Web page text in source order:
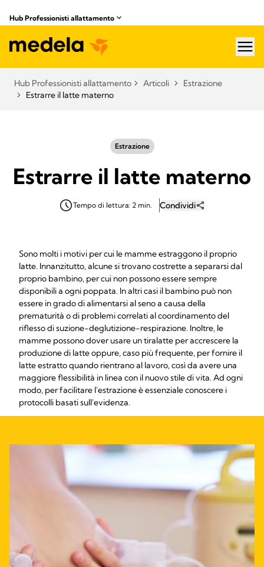
Hub Professionisti allattamento​
Hub Professionisti allattamento​ Articoli​
Estrazione
Estrarre il latte materno
Estrazione
Estrarre il latte materno
Tempo di lettura: 2 min. Condividi
Sono molti i motivi per cui le mamme estraggono il proprio
latte. Innanzitutto, alcune si trovano costrette a separarsi dal
proprio bambino, per cui non possono essere sempre
disponibili a ogni poppata. In altri casi il bambino può non
essere in grado di alimentarsi al seno a causa della
prematurità o di problemi correlati al coordinamento del
riflesso di suzione-deglutizione-respirazione. Inoltre, le
mamme possono dover usare un tiralatte per accrescere la
produzione di latte oppure, caso più frequente, per fornire il
latte estratto quando rientrano al lavoro, così da avere una
maggiore flessibilità in linea con il nuovo stile di vita. Ad ogni
modo, per facilitare l'estrazione è essenziale conoscere i
protocolli basati sull'evidenza.